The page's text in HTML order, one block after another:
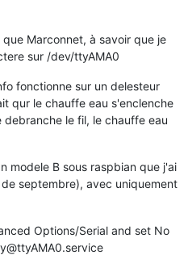
Marconnet, à savoir que je
sur /dev/ttyAMA0
fonctionne sur un delesteur
qur le chauffe eau s'enclenche
le fil, le chauffe eau
modele B sous raspbian que j'ai
septembre), avec uniquement
Options/Serial and set No